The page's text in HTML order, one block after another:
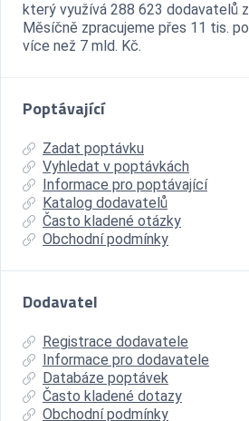
který využívá 288 623 dodavatelů
Měsíčně zpracujeme přes 11 tis.
více než 7 mld. Kč.
Poptávající
Zadat poptávku
Vyhledat v poptávkách
Informace pro poptávající
Katalog dodavatelů
Často kladené otázky
Obchodní podmínky
Dodavatel
Registrace dodavatele
Informace pro dodavatele
Databáze poptávek
Často kladené dotazy
Obchodní podmínky